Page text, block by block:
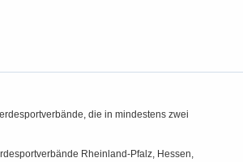
die in mindestens zwei
Rheinland-Pfalz, Hessen,